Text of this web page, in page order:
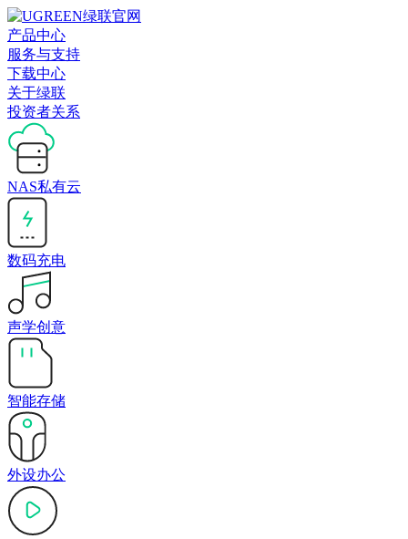
产品中心
服务与支持
下载中心
关于绿联
投资者关系
NAS私有云
数码充电
声学创意
智能存储
外设办公